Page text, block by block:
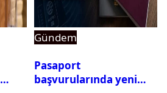
Gündem
Pasaport
başvurularında yeni